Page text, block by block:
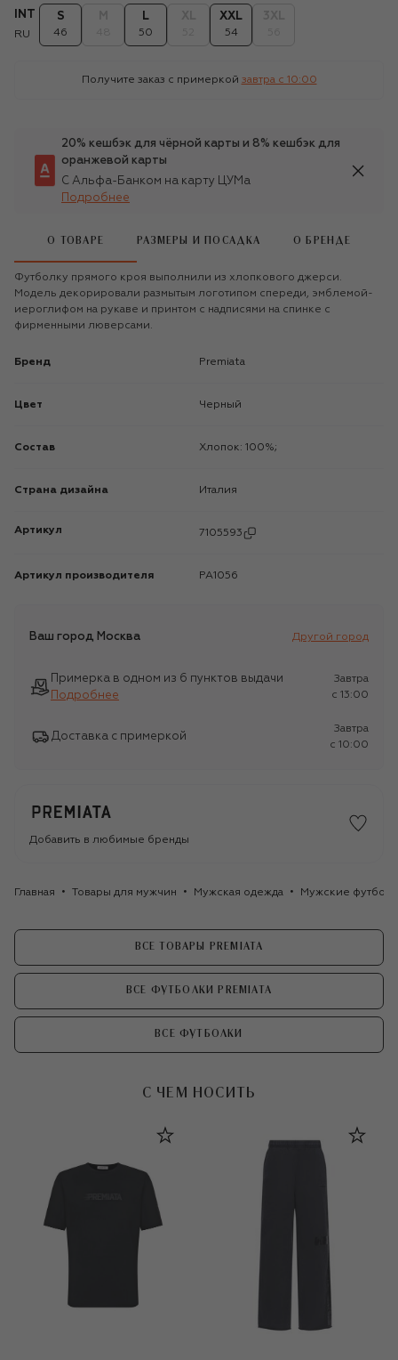
INT
RU
S
46
L
50
XXL
54
Получите заказ с примеркой завтра c 10:00
20% кешбэк для чёрной карты и 8% кешбэк для
оранжевой карты
С Альфа-Банком на карту ЦУМа
Подробнее
О ТОВАРЕ РАЗМЕРЫ И ПОСАДКА О БРЕНДЕ
Футболку прямого кроя выполнили из хлопкового джерси.
Модель декорировали размытым логотипом спереди, эмблемой-
иероглифом на рукаве и принтом с надписями на спинке с
фирменными люверсами.
Бренд Premiata
Цвет Черный
Состав Хлопок: 100%;
Страна дизайна Италия
Артикул 7105593
Артикул производителя PA1056
Ваш город Москва Другой город
Примерка в одном из 6 пунктов выдачи
Подробнее
Завтра
c 13:00
Доставка с примеркой
Завтра
c 10:00
Добавить в любимые бренды
Главная Товары для мужчин Мужская одежда Мужские
ВСЕ ТОВАРЫ PREMIATA
ВСЕ ФУТБОЛКИ PREMIATA
ВСЕ ФУТБОЛКИ
С ЧЕМ НОСИТЬ